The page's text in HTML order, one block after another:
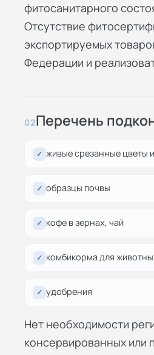
фитосанитарного
Отсутствие
экспортируемых
Федерации и
02Перечень
✓ живые срезанные цветы
✓ образцы почвы
✓ кофе в зернах, чай
✓ комбикорма для
✓ удобрения
Нет необходимости
консервированных или